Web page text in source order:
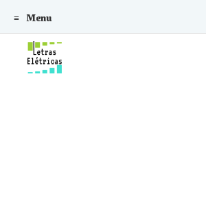
Menu
Skip to content